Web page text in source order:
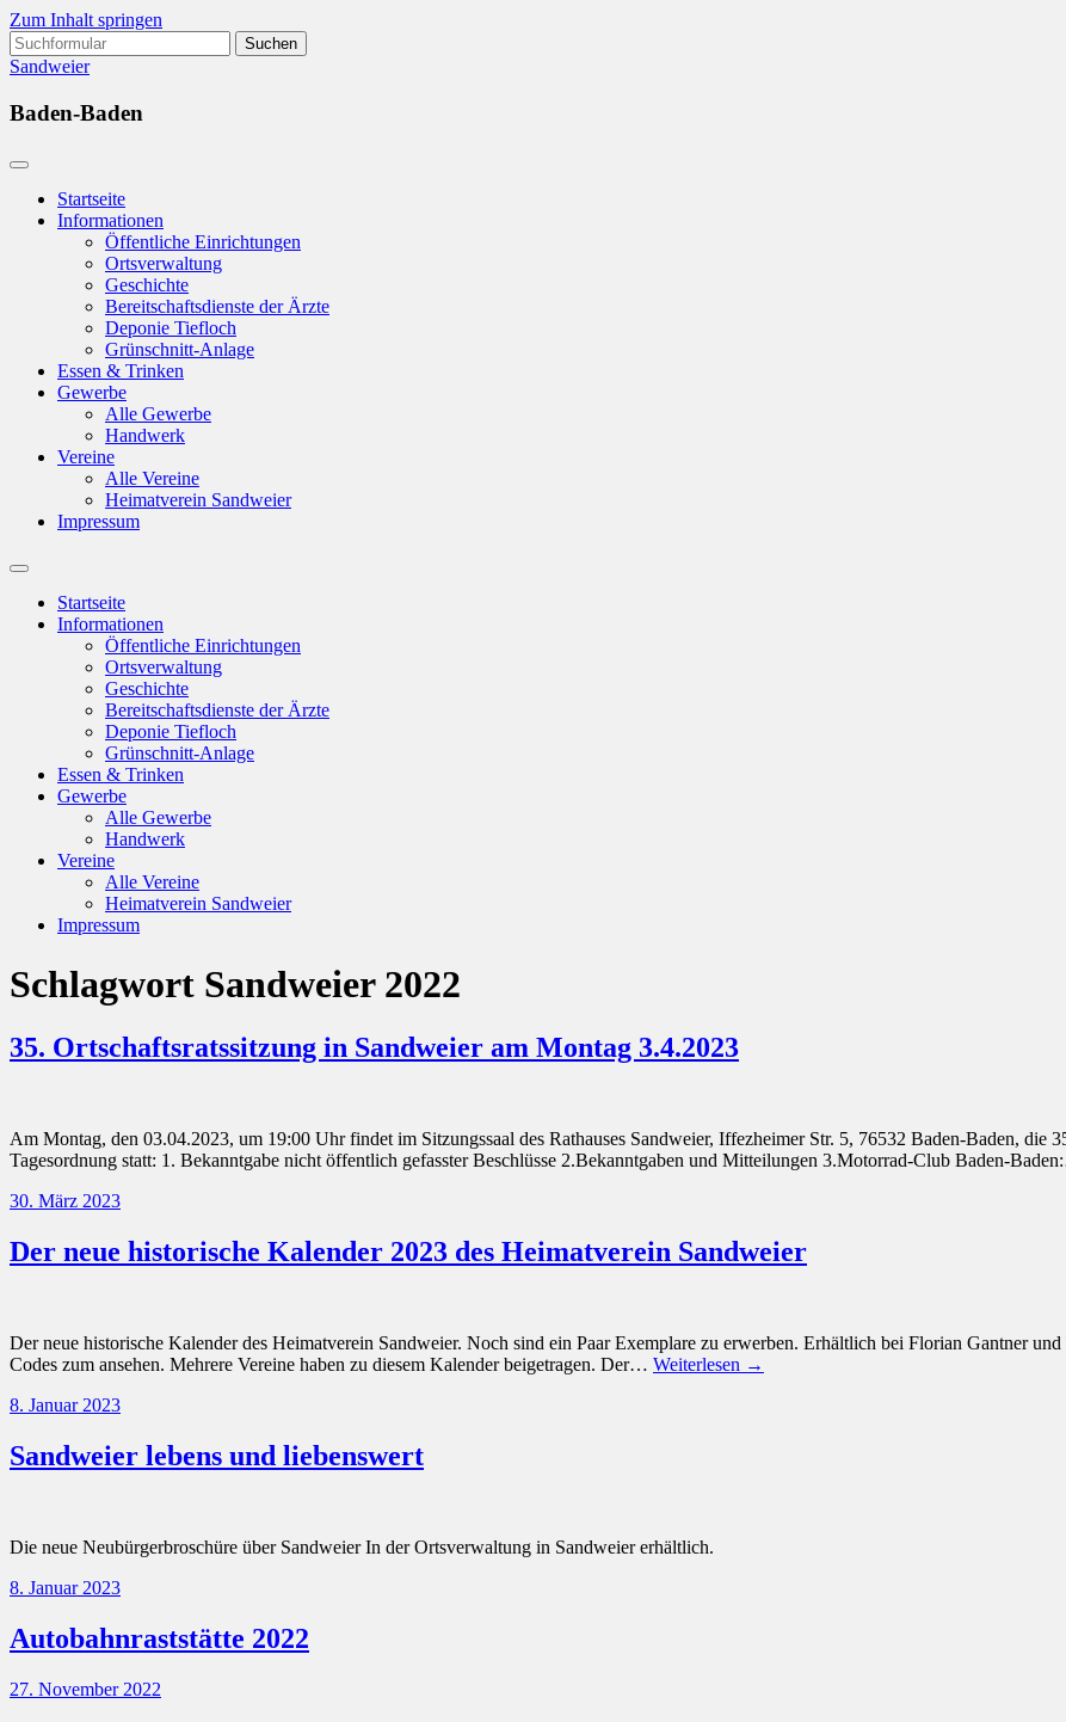
Zum Inhalt springen
Suchen
nach:
Sandweier
Baden-Baden
Startseite
Informationen
Öffentliche Einrichtungen
Ortsverwaltung
Geschichte
Bereitschaftsdienste der Ärzte
Deponie Tiefloch
Grünschnitt-Anlage
Essen & Trinken
Gewerbe
Alle Gewerbe
Handwerk
Vereine
Alle Vereine
Heimatverein Sandweier
Impressum
Suchfeld
ein-/ausblenden
Startseite
Informationen
Öffentliche Einrichtungen
Ortsverwaltung
Geschichte
Bereitschaftsdienste der Ärzte
Deponie Tiefloch
Grünschnitt-Anlage
Essen & Trinken
Gewerbe
Alle Gewerbe
Handwerk
Vereine
Alle Vereine
Heimatverein Sandweier
Impressum
Schlagwort Sandweier 2022
35. Ortschaftsratssitzung in Sandweier am Montag 3.4.2023
Am Montag, den 03.04.2023, um 19:00 Uhr findet im Sitzungssaal des Rathauses Sandweier, Iffezheimer Str. 5, 76532 Baden-Baden, die
Tagesordnung statt: 1. Bekanntgabe nicht öffentlich gefasster Beschlüsse 2.Bekanntgaben und Mitteilungen 3.Motorrad-Club Baden-
30. März 2023
Der neue historische Kalender 2023 des Heimatverein Sandweier
Der neue historische Kalender des Heimatverein Sandweier. Noch sind ein Paar Exemplare zu erwerben. Erhältlich bei Florian Gantner
Codes zum ansehen. Mehrere Vereine haben zu diesem Kalender beigetragen. Der… Weiterlesen →
8. Januar 2023
Sandweier lebens und liebenswert
Die neue Neubürgerbroschüre über Sandweier In der Ortsverwaltung in Sandweier erhältlich.
8. Januar 2023
Autobahnraststätte 2022
27. November 2022